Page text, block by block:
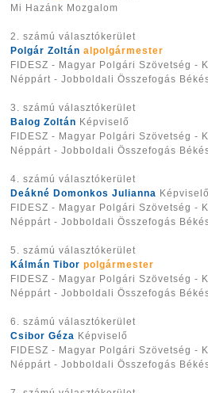
Mi Hazánk Mozgalom
2. számú választókerület
Polgár Zoltánalpolgármester
FIDESZ - Magyar Polgári Szövetség -
Néppárt - Jobboldali Összefogás
3. számú választókerület
Balog Zoltán Képviselő
FIDESZ - Magyar Polgári Szövetség -
Néppárt - Jobboldali Összefogás
4. számú választókerület
Deákné Domonkos Julianna
FIDESZ - Magyar Polgári Szövetség -
Néppárt - Jobboldali Összefogás
5. számú választókerület
Kálmán Tiborpolgármester
FIDESZ - Magyar Polgári Szövetség -
Néppárt - Jobboldali Összefogás
6. számú választókerület
Csibor Géza Képviselő
FIDESZ - Magyar Polgári Szövetség -
Néppárt - Jobboldali Összefogás